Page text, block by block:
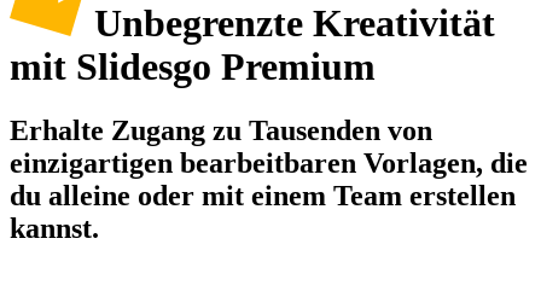
Unbegrenzte Kreativität
mit Slidesgo Premium
Erhalte Zugang zu Tausenden von
einzigartigen bearbeitbaren Vorlagen, die
du alleine oder mit einem Team erstellen
kannst.